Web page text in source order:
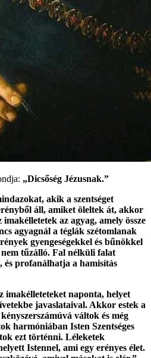
„Dicsőség Jézusnak.”
akik a szentséget
áll, amiket öleltek át, akkor
az agyag, amely össze
agyagnál a téglák szétomlanak
gyengeségekkel és bűnökkel
tűzálló. Fal nélküli falat
és profanálhatja a hamisítás
naponta, helyet
javaslataival. Akkor estek a
váltok és még
harmóniában Isten Szentséges
ezt történni. Léleketek
Istennel, ami egy erényes élet.